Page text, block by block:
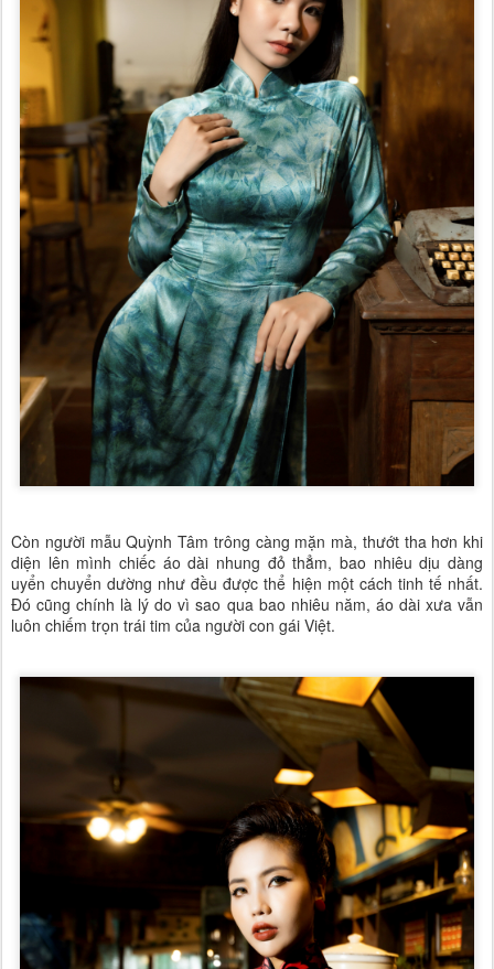
Còn người mẫu Quỳnh Tâm trông càng mặn mà, thướt tha hơn khi
diện lên mình chiếc áo dài nhung đỏ thẳm, bao nhiêu dịu dàng
uyển chuyển dường như đều được thể hiện một cách tinh tế nhất.
Đó cũng chính là lý do vì sao qua bao nhiêu năm, áo dài xưa vẫn
luôn chiếm trọn trái tim của người con gái Việt.